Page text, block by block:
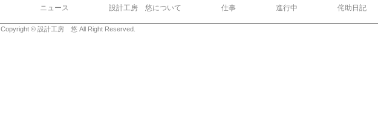
ニュース 設計工房 悠について 仕事 進行中 侘助日記
© 設計工房 悠 All Right Reserved.